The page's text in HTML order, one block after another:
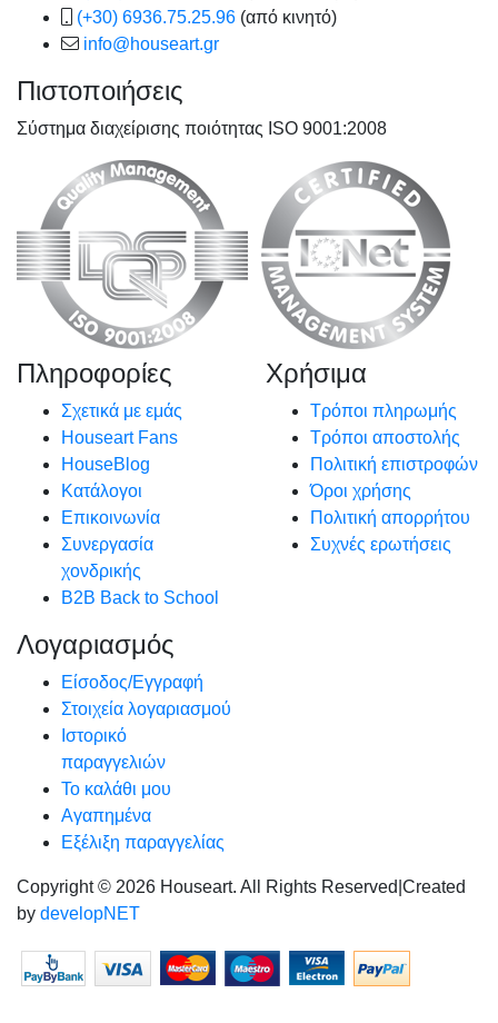
(+30) 6936.75.25.96 (από κινητό)
info@houseart.gr
Πιστοποιήσεις
Σύστημα διαχείρισης ποιότητας ISO 9001:2008
Πληροφορίες
Σχετικά με εμάς
Houseart Fans
HouseBlog
Κατάλογοι
Επικοινωνία
Συνεργασία
χονδρικής
B2B Back to School
Χρήσιμα
Τρόποι πληρωμής
Τρόποι αποστολής
Πολιτική επιστροφών
Όροι χρήσης
Πολιτική απορρήτου
Συχνές ερωτήσεις
Λογαριασμός
Είσοδος/Εγγραφή
Στοιχεία λογαριασμού
Ιστορικό
παραγγελιών
Το καλάθι μου
Αγαπημένα
Εξέλιξη παραγγελίας
Copyright © 2026 Houseart. All Rights Reserved Created
by developNET